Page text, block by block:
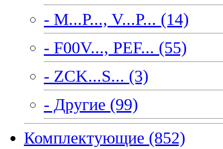
- M...P..., V...P... (14)
- F00V..., PEF... (55)
- ZCK...S... (3)
- Другие (99)
Комплектующие (852)